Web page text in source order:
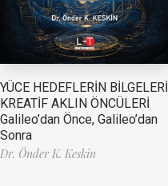
YÜCE HEDEFLERİN BİLGELERİ
KREATİF AKLIN ÖNCÜLERİ
Galileo’dan Önce, Galileo’dan
Sonra
Dr. Önder K. Keskin